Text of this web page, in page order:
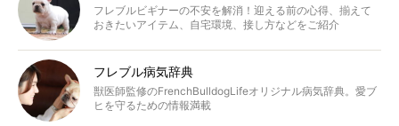
フレブルビギナーの不安を解消！迎える前の心得、揃えて
おきたいアイテム、自宅環境、接し方などをご紹介
フレブル病気辞典
獣医師監修のFrenchBulldogLifeオリジナル病気辞典。愛ブ
ヒを守るための情報満載